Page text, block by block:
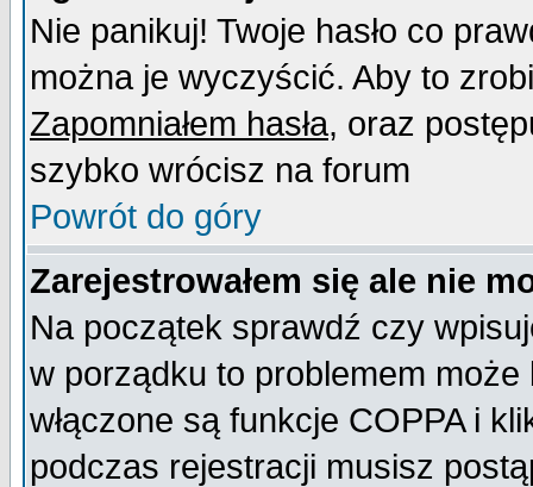
Nie panikuj! Twoje hasło co
można je wyczyścić. Aby to
Zapomniałem hasła, oraz
szybko wrócisz na forum
Powrót do góry
Zarejestrowałem się ale nie
Na początek sprawdź czy
w porządku to problemem
włączone są funkcje COPPA i
podczas rejestracji musisz